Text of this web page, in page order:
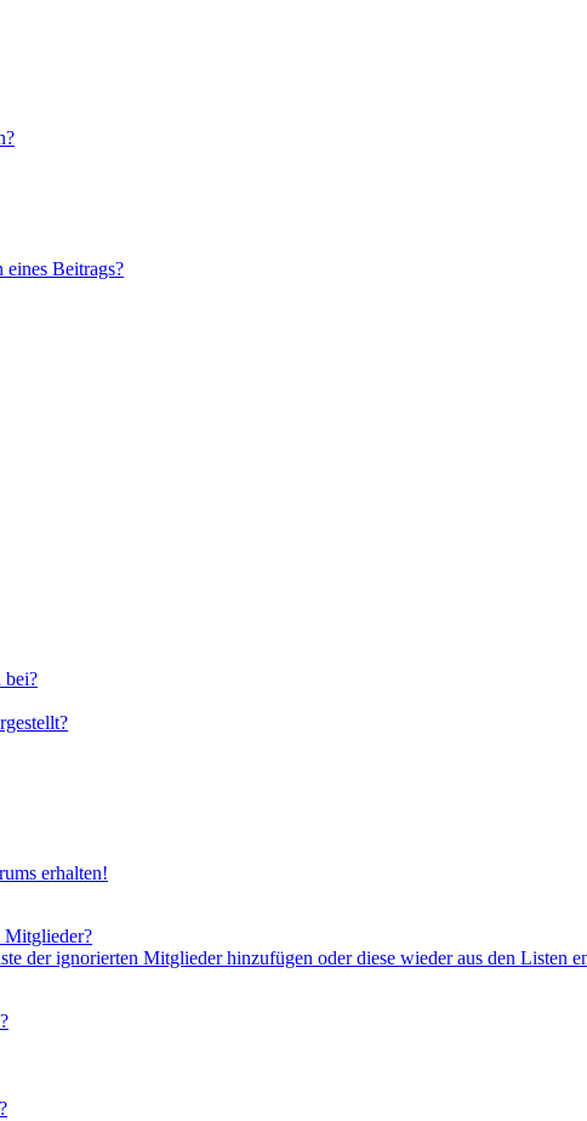
eines Beitrags?
bei?
erhalten!
Mitglieder?
der ignorierten Mitglieder hinzufügen oder diese wieder aus den Listen